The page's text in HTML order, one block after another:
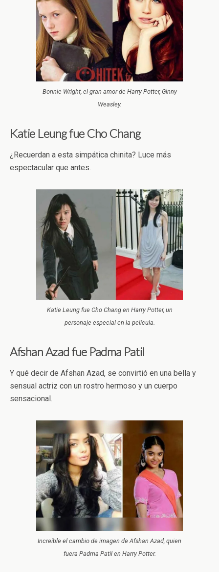
Bonnie Wright, el gran amor de Harry Potter, Ginny
Weasley.
Katie Leung fue Cho Chang
¿Recuerdan a esta simpática chinita? Luce más
espectacular que antes.
Katie Leung fue Cho Chang en Harry Potter, un
personaje especial en la película.
Afshan Azad fue Padma Patil
Y qué decir de Afshan Azad, se convirtió en una bella y
sensual actriz con un rostro hermoso y un cuerpo
sensacional.
Increíble el cambio de imagen de Afshan Azad, quien
fuera Padma Patil en Harry Potter.